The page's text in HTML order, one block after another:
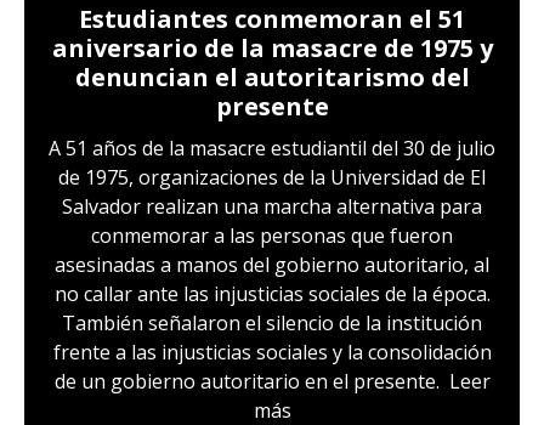
Estudiantes conmemoran el 51
aniversario de la masacre de 1975 y
denuncian el autoritarismo del
presente
A 51 años de la masacre estudiantil del 30 de julio
de 1975, organizaciones de la Universidad de El
Salvador realizan una marcha alternativa para
conmemorar a las personas que fueron
asesinadas a manos del gobierno autoritario, al
no callar ante las injusticias sociales de la época.
También señalaron el silencio de la institución
frente a las injusticias sociales y la consolidación
de un gobierno autoritario en el presente. Leer
más